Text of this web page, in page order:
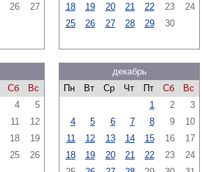
26
27
18
19 20 21 22 23
24
25
26 27 28 29 30
Сб
Вс
4
5
11
12
18
19
25
26
декабрь
Пн
Вт Ср Чт Пт Сб
Вс
1
2
3
4
5 6 7 8 9
10
11
12 13 14 15 16
17
18
19 20 21 22 23
24